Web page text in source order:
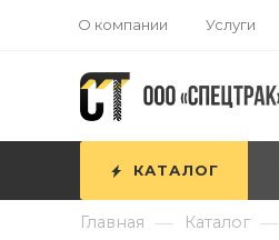
О компании Услуги
КАТАЛОГ
Главная — Каталог —